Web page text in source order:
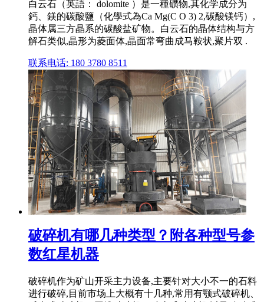
白云石（英語： dolomite ）是一種礦物,其化学成分为
鈣、鎂的碳酸鹽（化學式為Ca Mg(C O 3) 2,碳酸镁钙）,
晶体属三方晶系的碳酸盐矿物。白云石的晶体结构与方
解石类似,晶形为菱面体,晶面常弯曲成马鞍状,聚片双 .
联系电话: 180 3780 8511
破碎机有哪几种类型？附各种型号参
数红星机器
破碎机作为矿山开采主力设备,主要针对大小不一的石料
进行破碎,目前市场上大概有十几种,常用有颚式破碎机、